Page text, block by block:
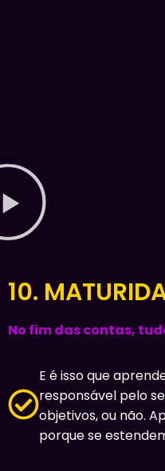
10.
No fim das contas,
E é isso que
responsável pelo
objetivos, ou não.
porque se